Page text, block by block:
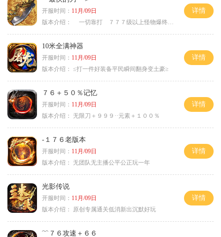
开服时间： 11月/09日
版本介绍：
一切靠打 ７７７级以上怪物爆终极 ＞
详情
10米全满神器
开服时间： 11月/09日
版本介绍： ≤打一件好装备平民瞬间翻身变土豪≥
详情
７６＋５０％记忆
开服时间： 11月/09日
版本介绍： 无限刀＋９９９··元素＋１００％
详情
-１７６老版本
开服时间： 11月/09日
版本介绍： 无团队无主播公平公正玩一年
详情
光影传说
开服时间： 11月/09日
版本介绍：
原创专属通关低消新出沉默好玩
详情
﹌７６攻速＋６６